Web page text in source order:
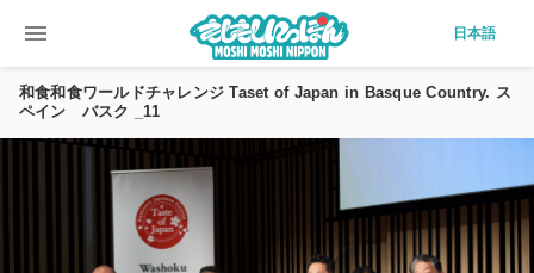
menu 日本語
和食和食ワールドチャレンジ Taset of Japan in Basque Country. ス
ペイン バスク _11